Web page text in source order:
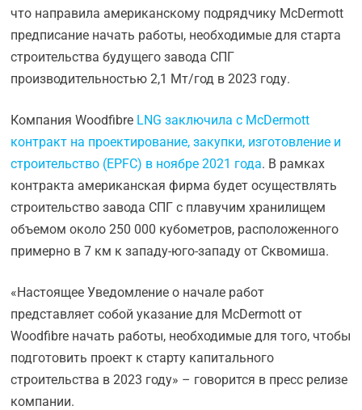
что направила американскому подрядчику McDermott
предписание начать работы, необходимые для старта
строительства будущего завода СПГ
производительностью 2,1 Мт/год в 2023 году.
Компания Woodfibre LNG заключила с McDermott
контракт на проектирование, закупки, изготовление и
строительство (EPFC) в ноябре 2021 года. В рамках
контракта американская фирма будет осуществлять
строительство завода СПГ с плавучим хранилищем
объемом около 250 000 кубометров, расположенного
примерно в 7 км к западу-юго-западу от Сквомиша.
«Настоящее Уведомление о начале работ
представляет собой указание для McDermott от
Woodfibre начать работы, необходимые для того, чтобы
подготовить проект к старту капитального
строительства в 2023 году» – говорится в пресс релизе
компании.